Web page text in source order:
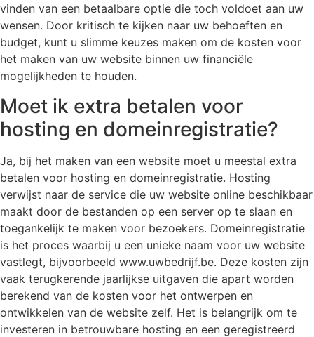
vinden van een betaalbare optie die toch voldoet aan uw
wensen. Door kritisch te kijken naar uw behoeften en
budget, kunt u slimme keuzes maken om de kosten voor
het maken van uw website binnen uw financiële
mogelijkheden te houden.
Moet ik extra betalen voor
hosting en domeinregistratie?
Ja, bij het maken van een website moet u meestal extra
betalen voor hosting en domeinregistratie. Hosting
verwijst naar de service die uw website online beschikbaar
maakt door de bestanden op een server op te slaan en
toegankelijk te maken voor bezoekers. Domeinregistratie
is het proces waarbij u een unieke naam voor uw website
vastlegt, bijvoorbeeld www.uwbedrijf.be. Deze kosten zijn
vaak terugkerende jaarlijkse uitgaven die apart worden
berekend van de kosten voor het ontwerpen en
ontwikkelen van de website zelf. Het is belangrijk om te
investeren in betrouwbare hosting en een geregistreerd